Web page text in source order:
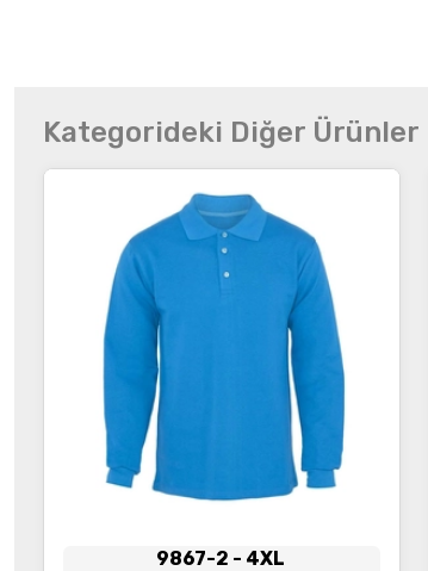
Kategorideki Diğer Ürünler
9867-2 - 4XL